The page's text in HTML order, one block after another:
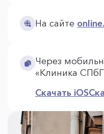
На сайте
Через
«Клиника
Скачать iOS